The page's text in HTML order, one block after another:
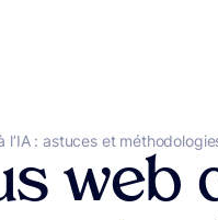
: astuces et
web